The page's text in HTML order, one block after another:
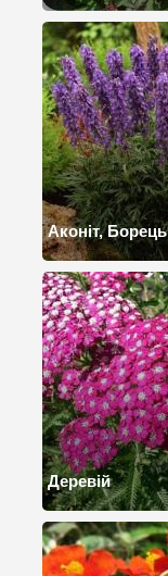
Аконіт, Борець
Деревій